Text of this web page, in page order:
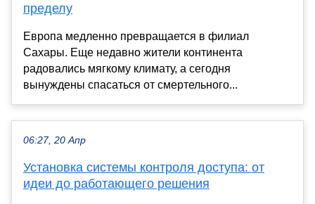
пределу
Европа медленно превращается в филиал
Сахары. Еще недавно жители континента
радовались мягкому климату, а сегодня
вынуждены спасаться от смертельного...
06:27, 20 Апр
Установка системы контроля доступа: от
идеи до работающего решения